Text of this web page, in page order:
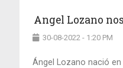
Angel Lozano
30-08-2022 - 1:20 PM
Ángel Lozano nació